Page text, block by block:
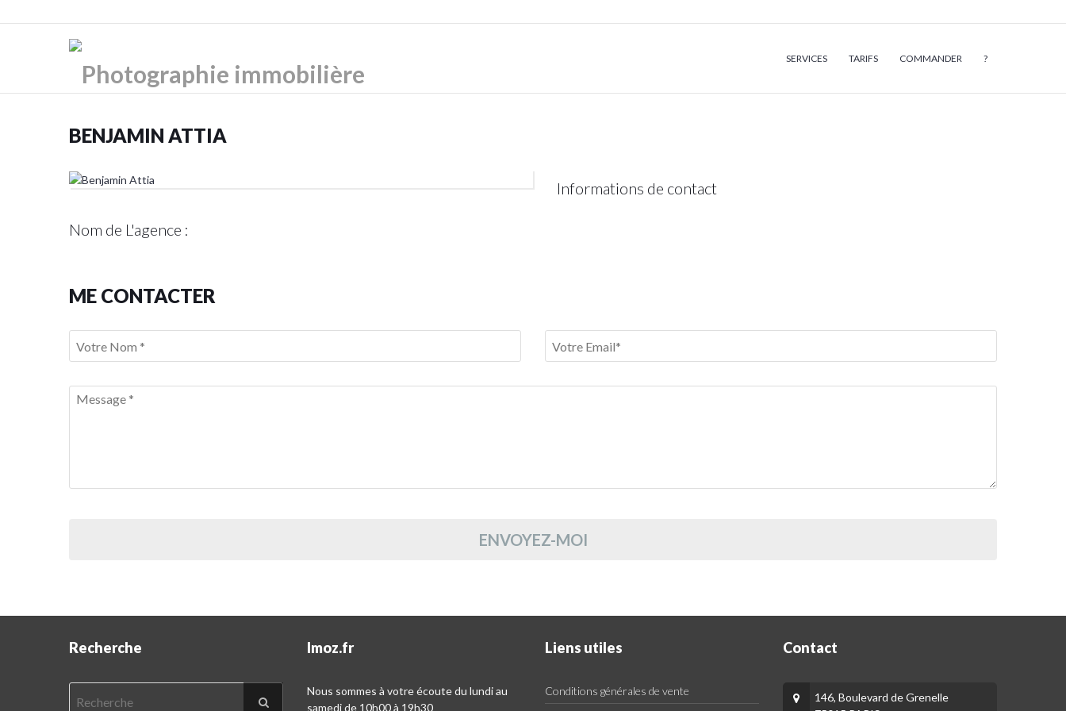
SERVICES TARIFS COMMANDER ?
BENJAMIN ATTIA
Informations de contact
Nom de L'agence :
ME CONTACTER
ENVOYEZ-MOI
Recherche Imoz.fr
Nous sommes à votre écoute du lundi au
samedi de 10h00 à 19h30
Liens utiles
Conditions générales de vente
Contact
146, Boulevard de Grenelle